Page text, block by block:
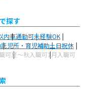
探す
内車通勤可未経験OK
託児所・育児補助土日祝休
可夏～秋入職可1月入職可